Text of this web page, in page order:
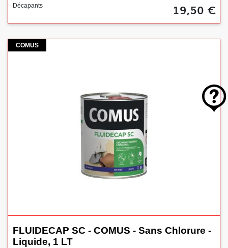
Décapants 19,50 €
COMUS
Comus
FLUIDECAP SC - COMUS - Sans Chlorure -
Liquide, 1 LT